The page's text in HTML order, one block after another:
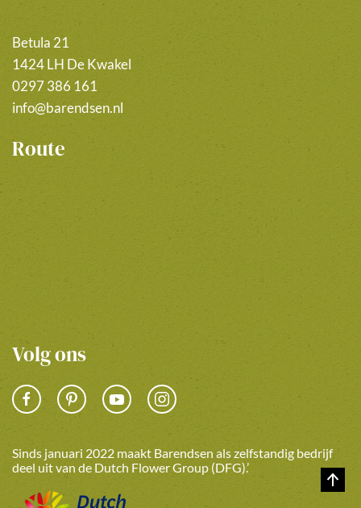
Betula 21
1424 LH De Kwakel
0297 386 161
info@barendsen.nl
Route
Volg ons
Sinds januari 2022 maakt Barendsen als zelfstandig bedrijf
deel uit van de Dutch Flower Group (DFG).’